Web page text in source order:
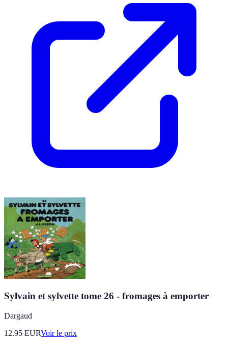
Sylvain et sylvette tome 26 - fromages à emporter
Dargaud
12.95 EURVoir le prix